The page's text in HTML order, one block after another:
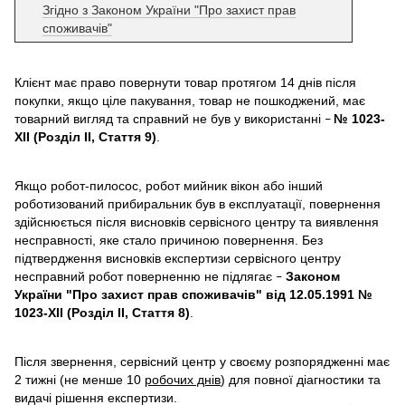
Згідно з Законом України "Про захист прав
споживачів"
Клієнт має право повернути товар протягом 14 днів після
покупки, якщо ціле пакування, товар не пошкоджений, має
товарний вигляд та справний не був у використанні – № 1023-
XII (Розділ II, Стаття 9)
Якщо робот-пилосос, робот мийник вікон або інший
роботизований прибиральник був в експлуатації, повернення
здійснюється після висновків сервісного центру та виявлення
несправності, яке стало причиною повернення. Без
підтвердження висновків експертизи сервісного центру
несправний робот поверненню не підлягає – Законом
України "Про захист прав споживачів" від 12.05.1991 №
1023-XII (Розділ II, Стаття 8)
Після звернення, сервісний центр у своєму розпорядженні має
2 тижні (не менше 10 робочих днів) для повної діагностики та
видачі рішення експертизи.